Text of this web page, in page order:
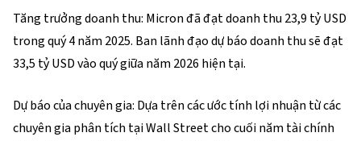
Tăng trưởng doanh thu: Micron đã đạt doanh thu 23,9 tỷ USD
trong quý 4 năm 2025. Ban lãnh đạo dự báo doanh thu sẽ đạt
33,5 tỷ USD vào quý giữa năm 2026 hiện tại.
Dự báo của chuyên gia: Dựa trên các ước tính lợi nhuận từ các
chuyên gia phân tích tại Wall Street cho cuối năm tài chính